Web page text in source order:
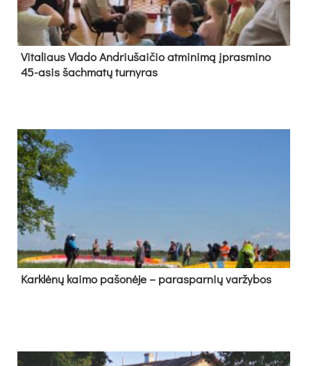
Vi­ta­liaus Vla­do And­riu­šai­čio at­mi­ni­mą įpras­mi­no
45-asis šach­ma­tų tur­ny­ras
Kark­lė­nų kai­mo pa­šo­nė­je – pa­ras­par­nių var­žy­bos